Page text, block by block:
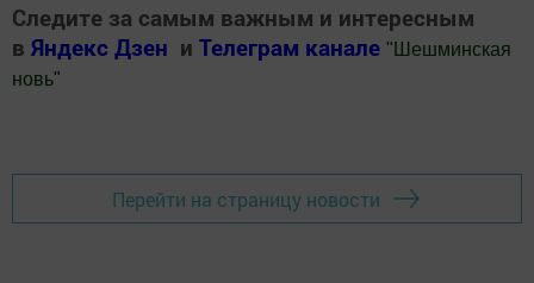
Следите за самым важным и интересным
в Яндекс Дзен и Телеграм канале " Шешминская
новь"
Перейти на страницу новости